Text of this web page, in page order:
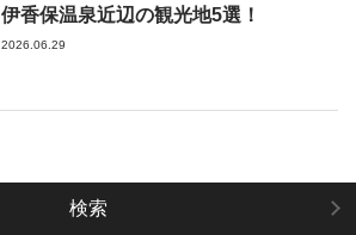
伊香保温泉近辺の観光地5選！
2026.06.29
検索